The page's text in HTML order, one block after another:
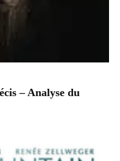
– Analyse du